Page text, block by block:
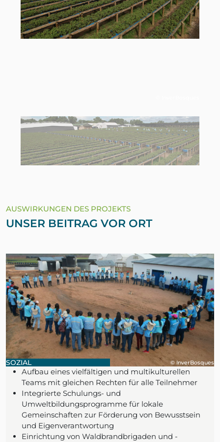
AUSWIRKUNGEN DES PROJEKTS
UNSER BEITRAG VOR ORT
© InverBosques
SOZIAL
Aufbau eines vielfältigen und multikulturellen
Teams mit gleichen Rechten für alle Teilnehmer
Integrierte Schulungs- und
Umweltbildungsprogramme für lokale
Gemeinschaften zur Förderung von Bewusstsein
und Eigenverantwortung
Einrichtung von Waldbrandbrigaden und -